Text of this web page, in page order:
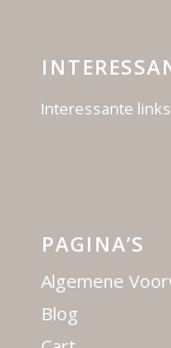
Interessante
PAGINA’S
Algemene
Blog